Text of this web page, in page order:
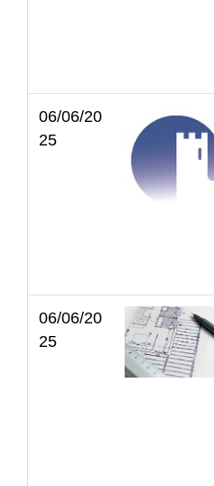
06/06/20
25
06/06/20
25